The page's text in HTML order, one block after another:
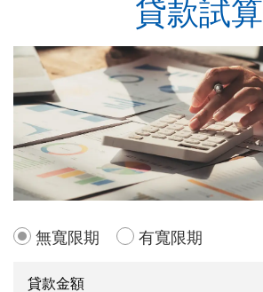
貸款試算
無寬限期 有寬限期